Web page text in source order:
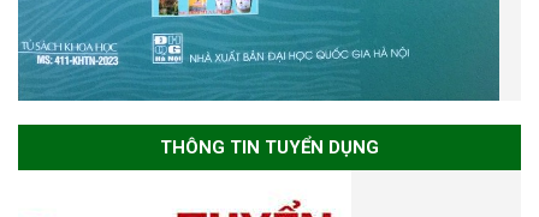
THÔNG TIN TUYỂN DỤNG